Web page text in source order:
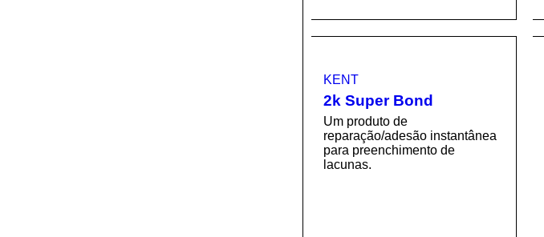
KENT
2k Super Bond
Um produto de
reparação/adesão instantânea
para preenchimento de
lacunas.